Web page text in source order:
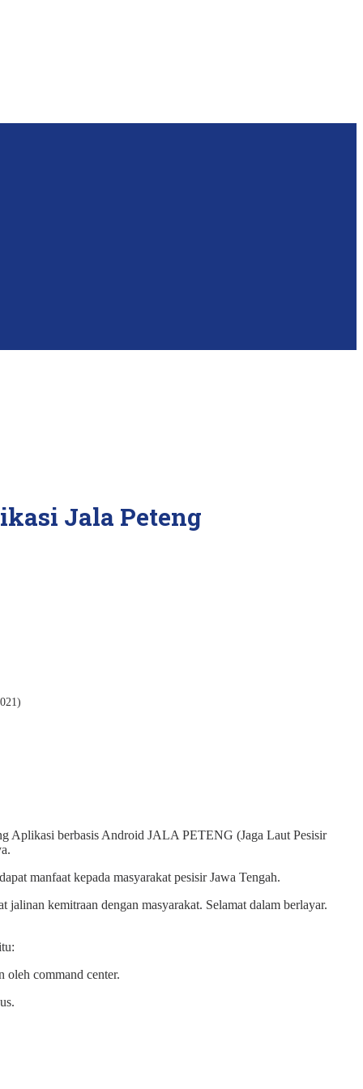
Jala Peteng
Aplikasi berbasis Android JALA PETENG (Jaga Laut Pesisir
manfaat kepada masyarakat pesisir Jawa Tengah.
jalinan kemitraan dengan masyarakat. Selamat dalam berlayar.
oleh command center.